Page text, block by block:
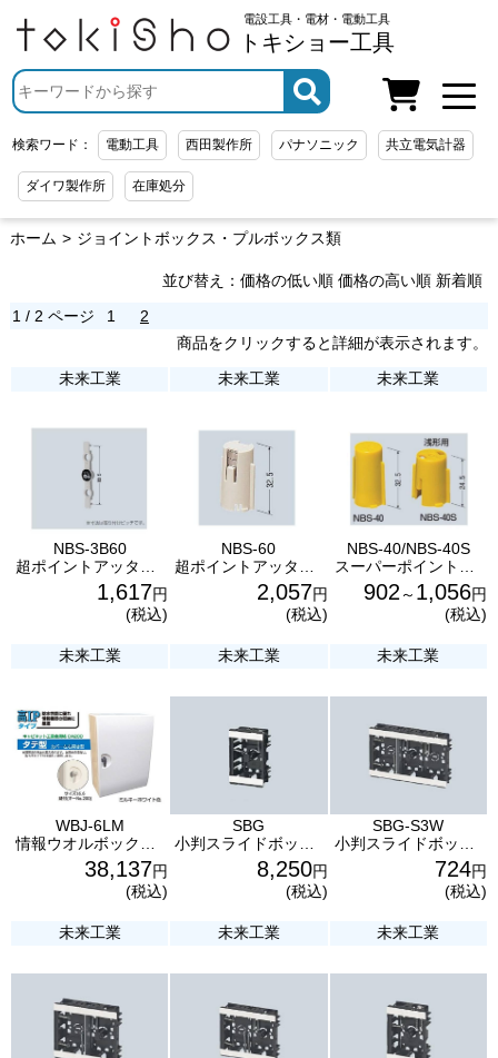
電設工具・電材・電動工具
トキショー工具
検索ワード： 電動工具 西田製作所 パナソニック 共立電気計器
ダイワ製作所 在庫処分
ホーム ジョイントボックス・プルボックス類
並び替え：価格の低い順 価格の高い順 新着順
1 / 2 ページ
1
2
商品をクリックすると詳細が表示されます。
未来工業
NBS-3B60
1,617円
(税込)
未来工業
NBS-60
2,057円
(税込)
未来工業
NBS-40/NBS-40S
902 ～ 1,056円
(税込)
未来工業
WBJ-6LM
38,137円
(税込)
未来工業
SBG
8,250円
(税込)
未来工業
SBG-S3W
724円
(税込)
未来工業 未来工業 未来工業